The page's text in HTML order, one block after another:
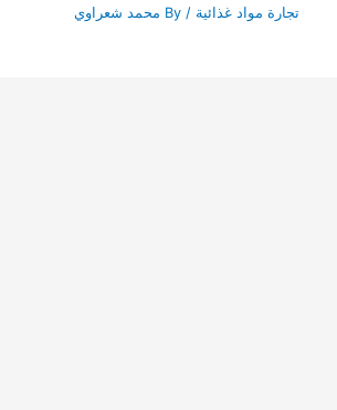
تجارة مواد غذائية / By محمد شعراوي